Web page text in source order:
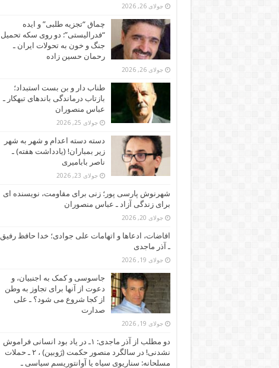
جولای 26, 2026
چماق “تجزیه طلبی” و ایده
“فدرالیستی”: دو روی سکه تحمیل
جنگ و خون به تحولات ایران ـ
رحمان حسین زاده
جولای 26, 2026
طناب دار و بن بست استبداد؛
بازتاب درماندگی باندهای تبهکار ـ
عباس منصوران
جولای 25, 2026
دسته دسته اعدام و شهر به شهر
زیر بمباران! (یادداشت هفته) ـ
ناصر بابامیری
جولای 23, 2026
شهرنوش پارسی پور؛ زنی برای مقاومت، نویسنده ای
برای زندگی آزاد ـ عباس منصوران
جولای 20, 2026
افاضات، ادعاها و اتهامات علی جوادی؛ خدا حافظ رفیق
ـ آذر ماجدی
جولای 19, 2026
جاسوسی و کمک به اجنبیان، و
دعوت از آنها برای تجاوز به وطن
از کجا شروع می شود؟ ـ علی
صدارت
جولای 19, 2026
دو مطلب از آذر ماجدی: ۱ـ در یاد بود انسانی فراموش
نشدنی! در سالگرد منصور حکمت (ژوبین) ، ۲ ـ حملات
مسلحانه: سناریوی سیاه یا آوانتوریسم سیاسی ـ